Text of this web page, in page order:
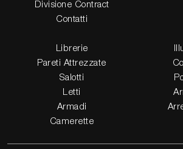
Divisione Contract
Contatti
Librerie
Pareti Attrezzate
Salotti
Letti
Armadi
Camerette